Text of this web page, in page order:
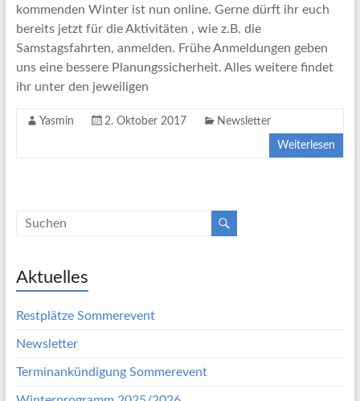
kommenden Winter ist nun online. Gerne dürft ihr euch
bereits jetzt für die Aktivitäten , wie z.B. die
Samstagsfahrten, anmelden. Frühe Anmeldungen geben
uns eine bessere Planungssicherheit. Alles weitere findet
ihr unter den jeweiligen
Yasmin 2. Oktober 2017 Newsletter
Weiterlesen
Aktuelles
Restplätze Sommerevent
Newsletter
Terminankündigung Sommerevent